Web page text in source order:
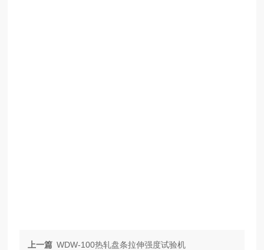
上一篇 WDW-100热轧盘条拉伸强度试验机